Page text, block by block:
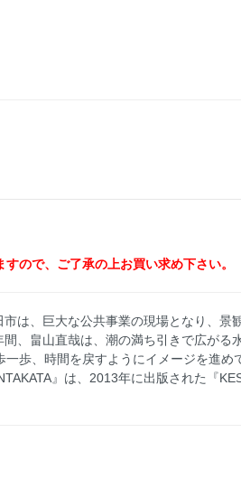
ので、ご了承の上お買い求め下さい。
は、巨大な公共事業の現場となり、景
、畠山直哉は、潮の満ち引きで広がる
歩、時間を戻すようにイメージを進め
』は、2013年に出版された『